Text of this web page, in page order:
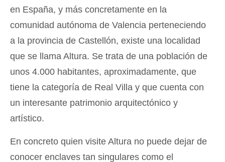
en España, y más concretamente en la
comunidad autónoma de Valencia perteneciendo
a la provincia de Castellón, existe una localidad
que se llama Altura. Se trata de una población de
unos 4.000 habitantes, aproximadamente, que
tiene la categoría de Real Villa y que cuenta con
un interesante patrimonio arquitectónico y
artístico.
En concreto quien visite Altura no puede dejar de
conocer enclaves tan singulares como el